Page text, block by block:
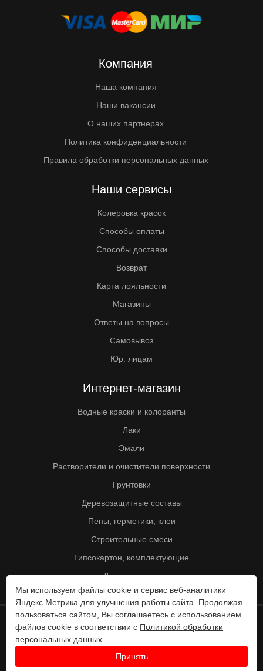
Компания
Наша компания
Наши вакансии
О наших партнерах
Политика конфиденциальности
Правила обработки персональных данных
Наши сервисы
Колеровка красок
Способы оплаты
Способы доставки
Возврат
Карта лояльности
Магазины
Ответы на вопросы
Самовывоз
Юр. лицам
Интернет-магазин
Водные краски и колоранты
Лаки
Эмали
Растворители и очистители поверхности
Грунтовки
Деревозащитные составы
Пены, герметики, клеи
Строительные смеси
Гипсокартон, комплектующие
Другие товары
© Колорит 1995 - 2026
Разработка веб-сайта -
Мы используем файлы cookie и сервис веб-аналитики
Яндекс.Метрика для улучшения работы сайта. Продолжая
пользоваться сайтом, Вы соглашаетесь с использованием
файлов cookie в соответствии с Политикой обработки
персональных данных
Принять